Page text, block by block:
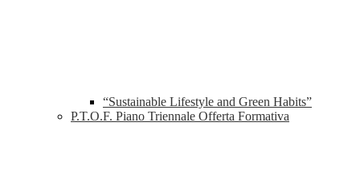
“Sustainable Lifestyle and Green Habits”
P.T.O.F. Piano Triennale Offerta Formativa